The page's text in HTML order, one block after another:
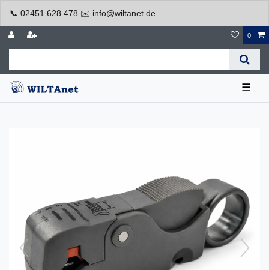
📞 02451 628 478 ✉️ info@wiltanet.de
0
☰